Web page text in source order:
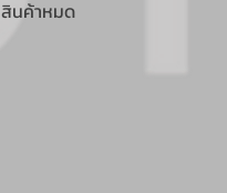
สินค้าหมด